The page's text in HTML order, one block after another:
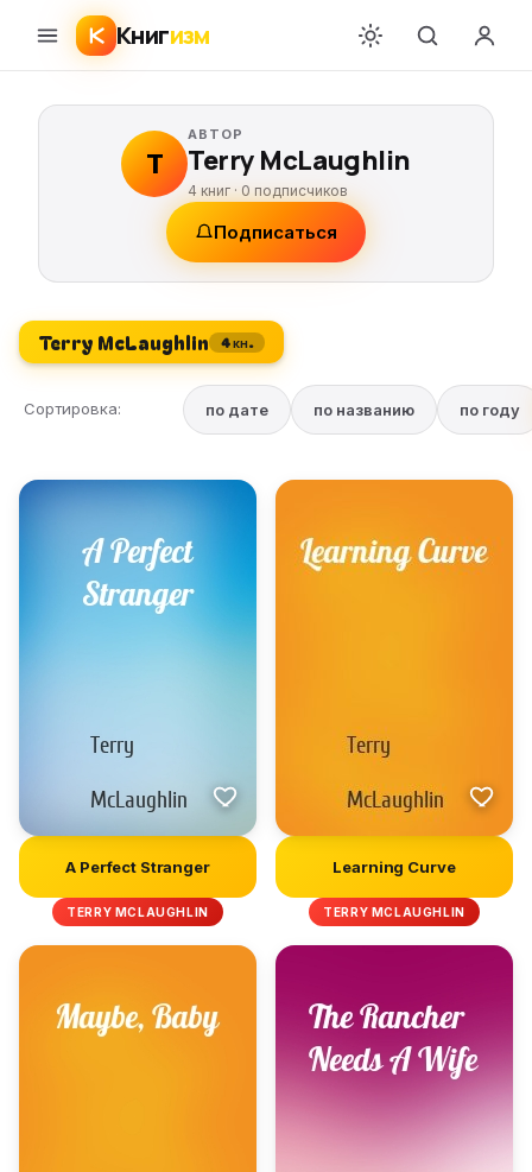
Книгизм
T
АВТОР
Terry McLaughlin
4 книг ·0 подписчиков
Подписаться
Terry McLaughlin 4 кн.
Сортировка: по дате по названию по году
A Perfect Stranger
TERRY MCLAUGHLIN
Learning Curve
TERRY MCLAUGHLIN